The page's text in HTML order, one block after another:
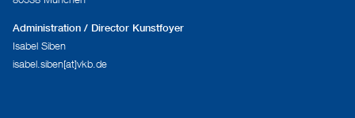
Administration / Director Kunstfoyer
Isabel Siben
isabel.siben[at]vkb.de